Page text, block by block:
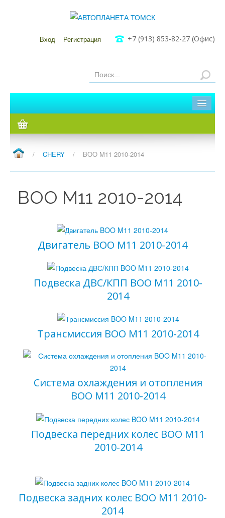
+7 (913) 853-82-27 (Офис)
Вход Регистрация
Главная
/ CHERY / BOO M11 2010-2014
Ваш E-mail*
BOO M11 2010-2014
Двигатель BOO M11 2010-2014
Подвеска ДВС/КПП BOO M11 2010-
2014
Трансмиссия BOO M11 2010-2014
Система охлаждения и отопления
BOO M11 2010-2014
Подвеска передних колес BOO M11
2010-2014
Подвеска задних колес BOO M11 2010-
2014